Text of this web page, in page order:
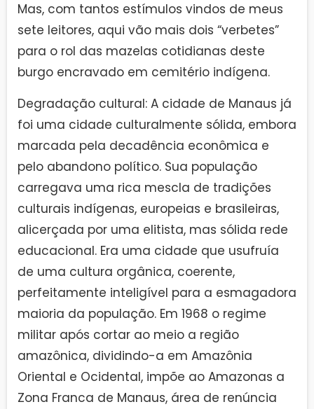
Mas, com tantos estímulos vindos de meus
sete leitores, aqui vão mais dois “verbetes”
para o rol das mazelas cotidianas deste
burgo encravado em cemitério indígena.
Degradação cultural: A cidade de Manaus já
foi uma cidade culturalmente sólida, embora
marcada pela decadência econômica e
pelo abandono político. Sua população
carregava uma rica mescla de tradições
culturais indígenas, europeias e brasileiras,
alicerçada por uma elitista, mas sólida rede
educacional. Era uma cidade que usufruía
de uma cultura orgânica, coerente,
perfeitamente inteligível para a esmagadora
maioria da população. Em 1968 o regime
militar após cortar ao meio a região
amazônica, dividindo-a em Amazônia
Oriental e Ocidental, impõe ao Amazonas a
Zona Franca de Manaus, área de renúncia